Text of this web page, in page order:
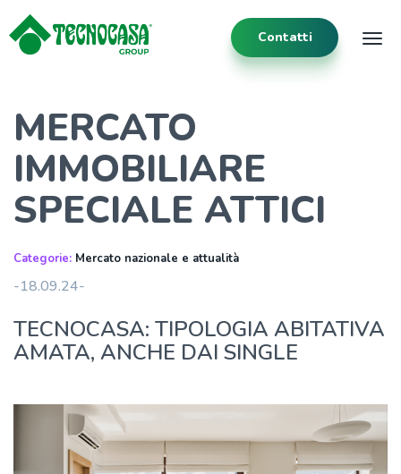
Contatti
MERCATO
IMMOBILIARE
SPECIALE ATTICI
Categorie: Mercato nazionale e attualità
-18.09.24-
TECNOCASA: TIPOLOGIA ABITATIVA
AMATA, ANCHE DAI SINGLE